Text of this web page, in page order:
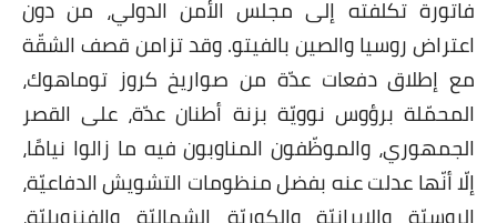
فاتورة تكلفته إلى مجلس الأمن الدولي، من دون
اعتراض روسيا والصين بالفيتو. وقد تزامن قصف الشقّة
مع إطلاق دفعات عدّة من صواريخ كروز توماهوك،
المحمّلة برؤوس نوويّة بزنة أطنان عدّة، على القصر
الجمهوري، والموظّفون المناوبون فيه ما زالوا نيامًا،
إلّا أنّها عدلت عنه بفضل منظومات التشويش الدفاعيّة،